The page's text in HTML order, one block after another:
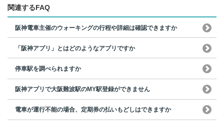
関連するFAQ
阪神電車主催のウォーキングの行程や詳細は確認できますか
「阪神アプリ」とはどのようなアプリですか
停車駅を調べられますか
阪神アプリで大阪難波駅のMY駅登録ができません
電車が運行不能の場合、定期券の払いもどしはできますか